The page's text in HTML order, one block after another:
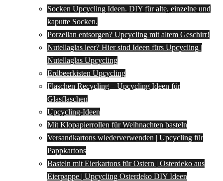
Socken Upcycling Ideen. DIY für alte, einzelne und
kaputte Socken.
Porzellan entsorgen? Upcycling mit altem Geschirr!
Nutellaglas leer? Hier sind Ideen fürs Upcycling |
Nutellaglas Upcycling
Erdbeerkisten Upcycling
Flaschen Recycling – Upcycling Ideen für
Glasflaschen
Upcycling-Ideen
Mit Klopapierrollen für Weihnachten basteln
Versandkartons wiederverwenden | Upcycling für
Pappkartons
Basteln mit Eierkartons für Ostern | Osterdeko aus
Eierpappe | Upcycling Osterdeko DIY Ideen